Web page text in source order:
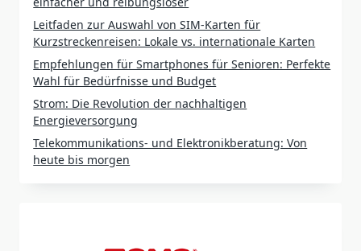
Leitfaden zur Auswahl von SIM-Karten für
Kurzstreckenreisen: Lokale vs. internationale Karten
Empfehlungen für Smartphones für Senioren: Perfekte
Wahl für Bedürfnisse und Budget
Strom: Die Revolution der nachhaltigen
Energieversorgung
Telekommunikations- und Elektronikberatung: Von
heute bis morgen